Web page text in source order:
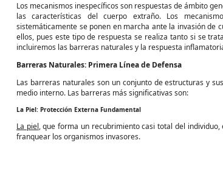
Los mecanismos inespecíficos son respuestas de ámbito
las características del cuerpo extraño. Los
sistemáticamente se ponen en marcha ante la invasión de
ellos, pues este tipo de respuesta se realiza tanto si se
incluiremos las barreras naturales y la respuesta
Barreras Naturales: Primera Línea de Defensa
Las barreras naturales son un conjunto de estructuras y
medio interno. Las barreras más significativas son:
La Piel: Protección Externa Fundamental
La piel, que forma un recubrimiento casi total del
franquear los organismos invasores.